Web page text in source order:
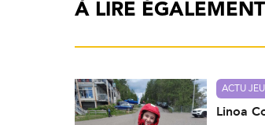
À LIRE ÉGALEMENT
ACTU
Linoa